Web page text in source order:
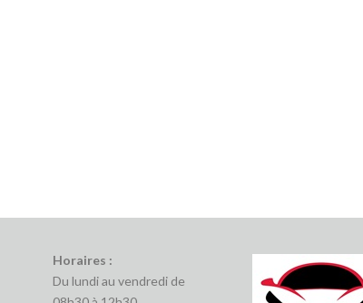
Horaires :
Du lundi au vendredi de